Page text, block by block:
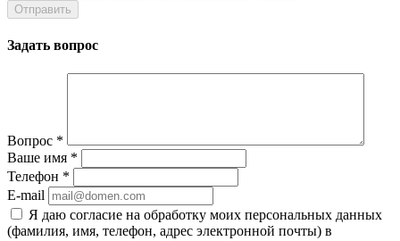
Задать вопрос
Вопрос *
Ваше имя *
Телефон *
E-mail
Я даю согласие на обработку моих персональных данных
(фамилия, имя, телефон, адрес электронной почты) в